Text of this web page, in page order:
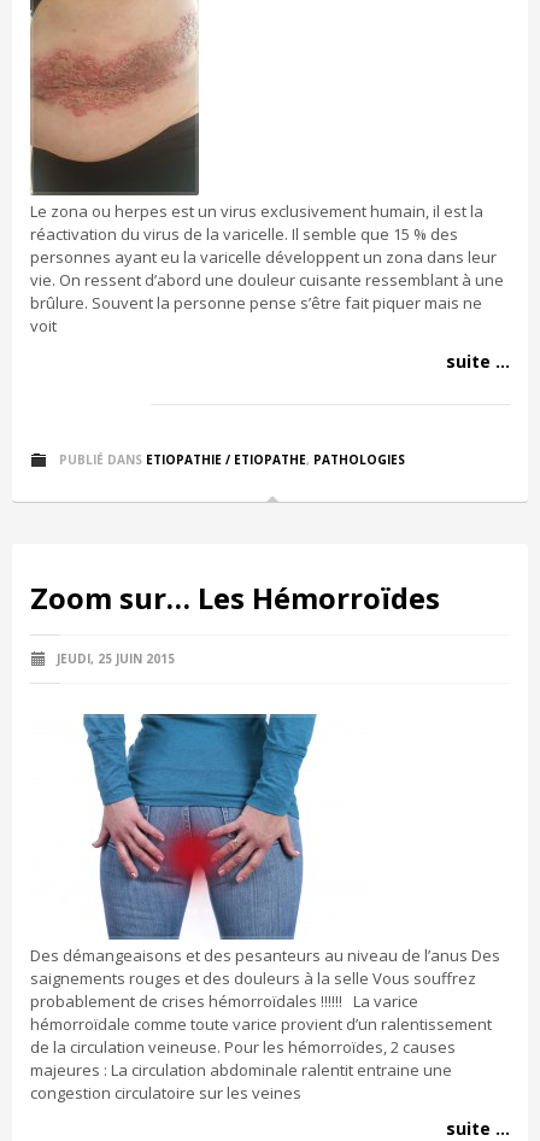
Le zona ou herpes est un virus exclusivement humain, il est la
réactivation du virus de la varicelle. Il semble que 15 % des
personnes ayant eu la varicelle développent un zona dans leur
vie. On ressent d’abord une douleur cuisante ressemblant à une
brûlure. Souvent la personne pense s’être fait piquer mais ne
voit
suite ...
PUBLIÉ DANS ETIOPATHIE / ETIOPATHE, PATHOLOGIES
Zoom sur… Les Hémorroïdes
JEUDI, 25 JUIN 2015
Des démangeaisons et des pesanteurs au niveau de l’anus Des
saignements rouges et des douleurs à la selle Vous souffrez
probablement de crises hémorroïdales !!!!!! La varice
hémorroïdale comme toute varice provient d’un ralentissement
de la circulation veineuse. Pour les hémorroïdes, 2 causes
majeures : La circulation abdominale ralentit entraine une
congestion circulatoire sur les veines
suite ...